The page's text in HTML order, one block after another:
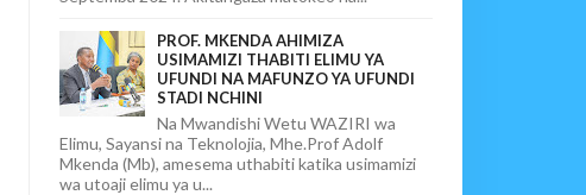
PROF. MKENDA AHIMIZA
USIMAMIZI THABITI ELIMU YA
UFUNDI NA MAFUNZO YA UFUNDI
STADI NCHINI
Na Mwandishi Wetu WAZIRI wa
Elimu, Sayansi na Teknolojia, Mhe.Prof Adolf
Mkenda (Mb), amesema uthabiti katika usimamizi
wa utoaji elimu ya u...